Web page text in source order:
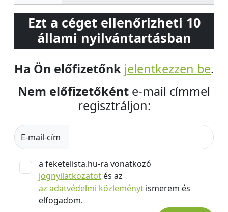
Ezt a céget ellenőrizheti 10
állami nyilvántartásban
Ha Ön előfizetőnk jelentkezzen be.
Nem előfizetőként e-mail címmel
regisztráljon:
E-mail-cím
a feketelista.hu-ra vonatkozó
jognyilatkozatot és az
az adatvédelmi közleményt ismerem és
elfogadom.